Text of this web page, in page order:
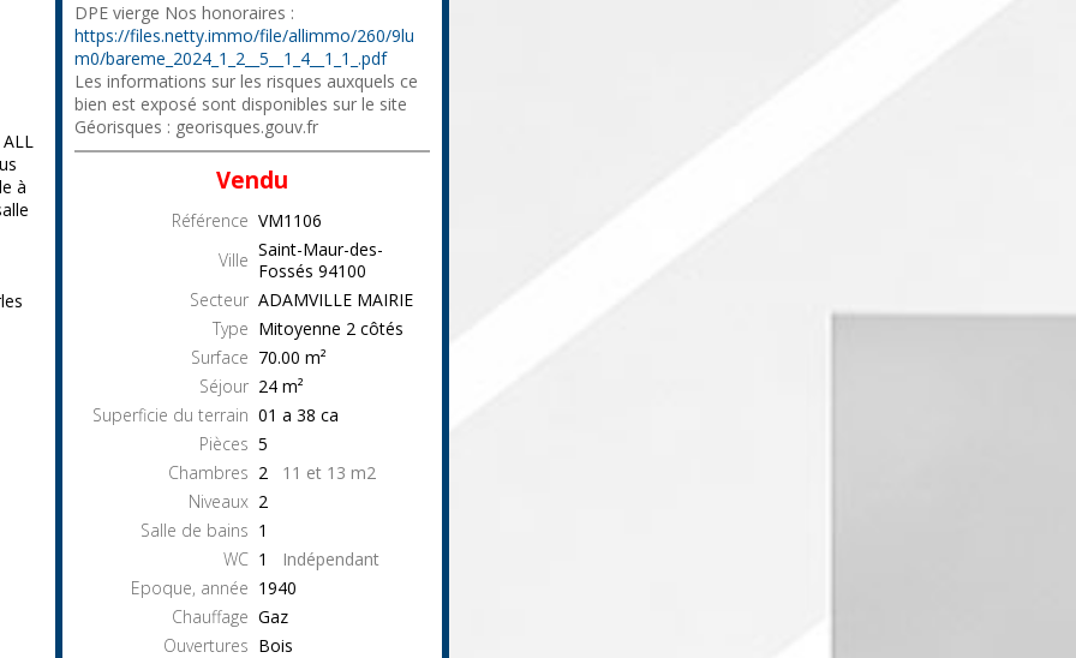
à
DPE vierge Nos honoraires :
https://files.netty.immo/file/allimmo/260/9lu
m0/bareme_2024_1_2__5__1_4__1_1_.pdf
Les informations sur les risques auxquels ce
bien est exposé sont disponibles sur le site
Géorisques : georisques.gouv.fr
Vendu
Référence VM1106
Ville Saint-Maur-des-
Fossés 94100
Secteur ADAMVILLE MAIRIE
Type Mitoyenne 2 côtés
Surface 70.00 m²
Séjour 24 m²
Superficie du terrain 01 a 38 ca
Pièces 5
Chambres 2 11 et 13 m2
Niveaux 2
Salle de bains 1
WC 1
Indépendant
Epoque, année 1940
Chauffage Gaz
Ouvertures Bois